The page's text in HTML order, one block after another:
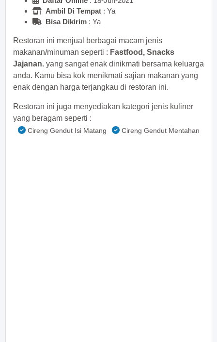
Ambil Di Tempat : Ya
Bisa Dikirim : Ya
Restoran ini menjual berbagai macam jenis
makanan/minuman seperti : Fastfood, Snacks
Jajanan. yang sangat enak dinikmati bersama keluarga
anda. Kamu bisa kok menikmati sajian makanan yang
enak dengan harga terjangkau di restoran ini.
Restoran ini juga menyediakan kategori jenis kuliner
yang beragam seperti :
Cireng Gendut Isi Matang Cireng Gendut Mentahan